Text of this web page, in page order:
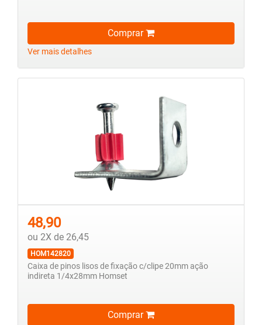
Comprar
Ver mais detalhes
48,90
ou 2X de 26,45
HOM142820
Caixa de pinos lisos de fixação c/clipe 20mm ação
indireta 1/4x28mm Homset
Comprar